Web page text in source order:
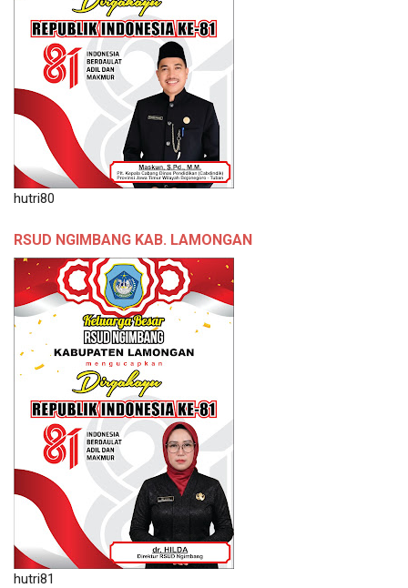
hutri80
RSUD NGIMBANG KAB. LAMONGAN
hutri81